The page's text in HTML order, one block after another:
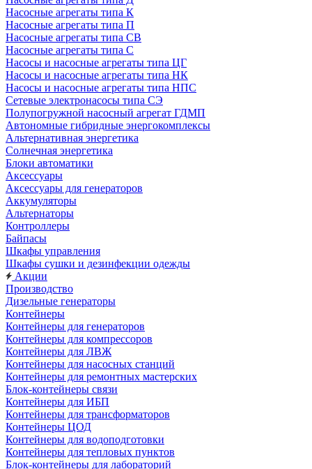
Насосные агрегаты типа К
Насосные агрегаты типа П
Насосные агрегаты типа СВ
Насосные агрегаты типа С
Насосы и насосные агрегаты типа ЦГ
Насосы и насосные агрегаты типа НК
Насосы и насосные агрегаты типа НПС
Сетевые электронасосы типа СЭ
Полупогружной насосный агрегат ГДМП
Автономные гибридные энергокомплексы
Альтернативная энергетика
Солнечная энергетика
Блоки автоматики
Аксессуары
Аксессуары для генераторов
Аккумуляторы
Альтернаторы
Контроллеры
Байпасы
Шкафы управления
Шкафы сушки и дезинфекции одежды
Акции
Производство
Дизельные генераторы
Контейнеры
Контейнеры для генераторов
Контейнеры для компрессоров
Контейнеры для ЛВЖ
Контейнеры для насосных станций
Контейнеры для ремонтных мастерских
Блок-контейнеры связи
Контейнеры для ИБП
Контейнеры для трансформаторов
Контейнеры ЦОД
Контейнеры для водоподготовки
Контейнеры для тепловых пунктов
Блок-контейнеры для лабораторий